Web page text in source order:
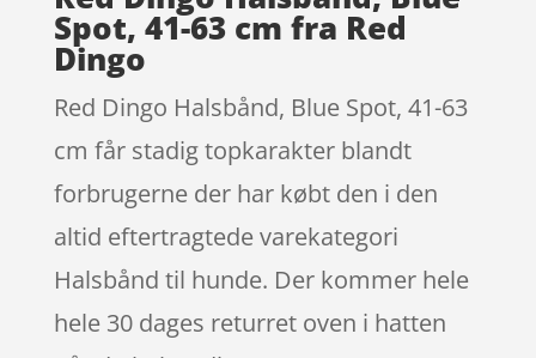
Spot, 41-63 cm fra Red
Dingo
Red Dingo Halsbånd, Blue Spot, 41-63
cm får stadig topkarakter blandt
forbrugerne der har købt den i den
altid eftertragtede varekategori
Halsbånd til hunde. Der kommer hele
hele 30 dages returret oven i hatten